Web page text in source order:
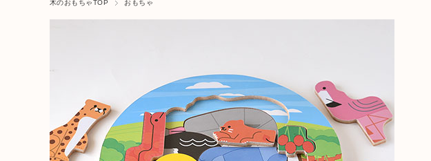
出産祝い向け木のおもちゃ
名入れ対応 木のおもちゃ
2歳に最適なおもちゃ
3歳に最適なおもちゃ
3000
5000
ゃ
木のおもちゃTOP おもちゃ